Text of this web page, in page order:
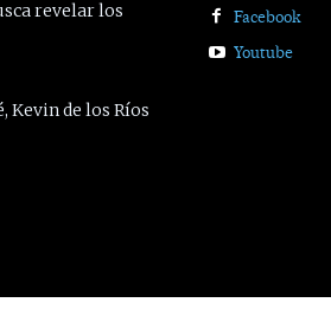
revelar los
Kevin de los Ríos
Facebook
Youtube